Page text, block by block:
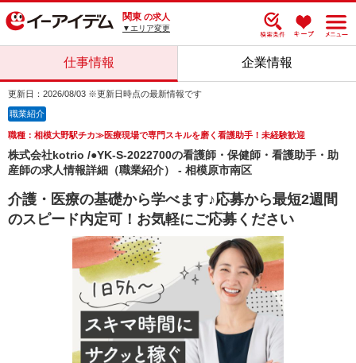
関東 の求人
▼エリア変更
仕事情報 企業情報
更新日：2026/08/03 ※更新日時点の最新情報です
職業紹介
職種：相模大野駅チカ≫医療現場で専門スキルを磨く看護助手！未経験歓迎
株式会社kotrio /●YK-S-2022700の看護師・保健師・看護助手・助
産師の求人情報詳細（職業紹介） - 相模原市南区
介護・医療の基礎から学べます♪応募から最短2週間
のスピード内定可！お気軽にご応募ください